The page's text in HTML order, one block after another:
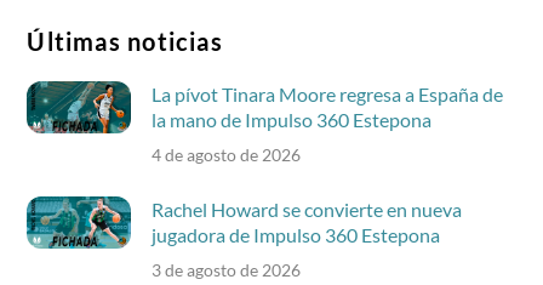
Últimas noticias
La pívot Tinara Moore regresa a España de
la mano de Impulso 360 Estepona
4 de agosto de 2026
Rachel Howard se convierte en nueva
jugadora de Impulso 360 Estepona
3 de agosto de 2026